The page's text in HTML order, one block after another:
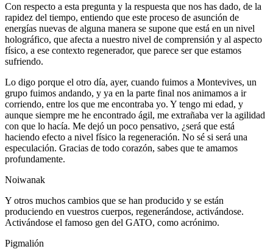
Con respecto a esta pregunta y la respuesta que nos has dado, de la
rapidez del tiempo, entiendo que este proceso de asunción de
energías nuevas de alguna manera se supone que está en un nivel
holográfico, que afecta a nuestro nivel de comprensión y al aspecto
físico, a ese contexto regenerador, que parece ser que estamos
sufriendo.
Lo digo porque el otro día, ayer, cuando fuimos a Montevives, un
grupo fuimos andando, y ya en la parte final nos animamos a ir
corriendo, entre los que me encontraba yo. Y tengo mi edad, y
aunque siempre me he encontrado ágil, me extrañaba ver la agilidad
con que lo hacía. Me dejó un poco pensativo, ¿será que está
haciendo efecto a nivel físico la regeneración. No sé si será una
especulación. Gracias de todo corazón, sabes que te amamos
profundamente.
Noiwanak
Y otros muchos cambios que se han producido y se están
produciendo en vuestros cuerpos, regenerándose, activándose.
Activándose el famoso gen del GATO, como acrónimo.
Pigmalión